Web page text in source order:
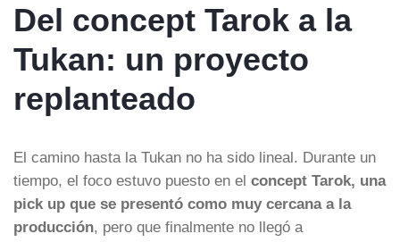
Del concept Tarok a la
Tukan: un proyecto
replanteado
El camino hasta la Tukan no ha sido lineal. Durante un
tiempo, el foco estuvo puesto en el concept Tarok, una
pick up que se presentó como muy cercana a la
producción, pero que finalmente no llegó a